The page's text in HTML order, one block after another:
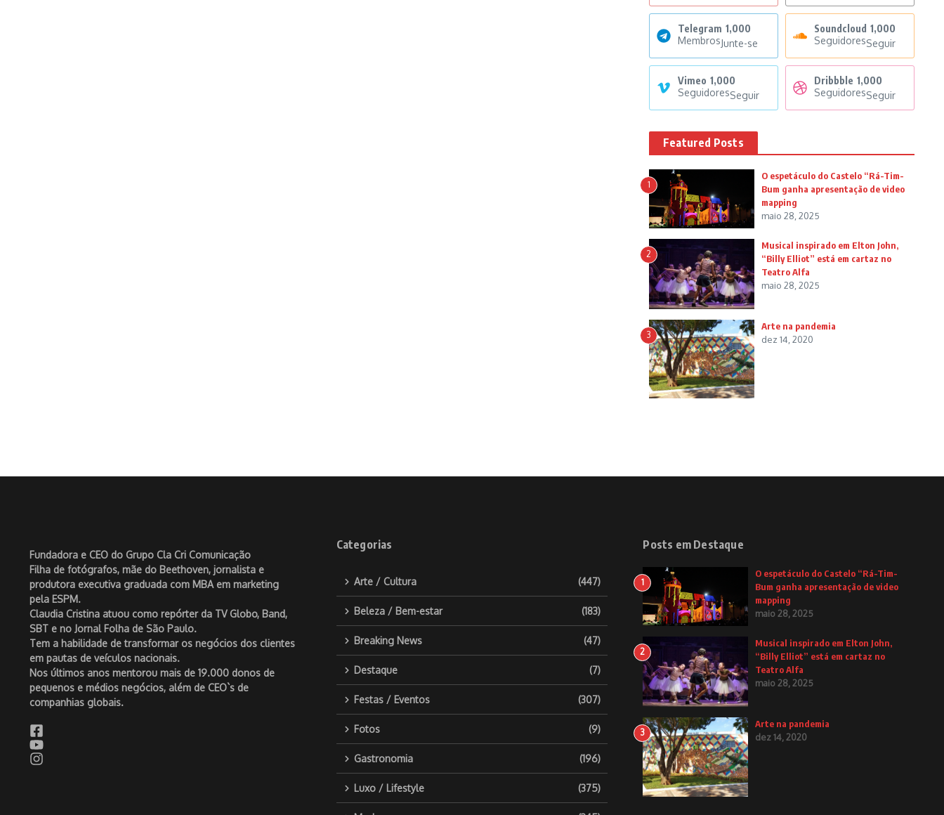
Telegram 1,000
MembrosJunte-se
Soundcloud 1,000
SeguidoresSeguir
Vimeo 1,000
SeguidoresSeguir
Dribbble 1,000
SeguidoresSeguir
Featured Posts
1
O espetáculo do Castelo “Rá-Tim-
Bum ganha apresentação de video
mapping
maio 28, 2025
2
Musical inspirado em Elton John,
“Billy Elliot” está em cartaz no
Teatro Alfa
maio 28, 2025
3
Arte na pandemia
dez 14, 2020
Fundadora e CEO do Grupo Cla Cri Comunicação
Filha de fotógrafos, mãe do Beethoven, jornalista e
produtora executiva graduada com MBA em marketing
pela ESPM.
Claudia Cristina atuou como repórter da TV Globo, Band,
SBT e no Jornal Folha de São Paulo.
Tem a habilidade de transformar os negócios dos clientes
em pautas de veículos nacionais.
Nos últimos anos mentorou mais de 19.000 donos de
pequenos e médios negócios, além de CEO`s de
companhias globais.
Categorias
Arte / Cultura (447)
Beleza / Bem-estar (183)
Breaking News (47)
Destaque (7)
Festas / Eventos (307)
Fotos (9)
Gastronomia (196)
Luxo / Lifestyle (375)
Posts em Destaque
1
O espetáculo do Castelo “Rá-Tim-
Bum ganha apresentação de video
mapping
maio 28, 2025
2
Musical inspirado em Elton John,
“Billy Elliot” está em cartaz no
Teatro Alfa
maio 28, 2025
3
Arte na pandemia
dez 14, 2020